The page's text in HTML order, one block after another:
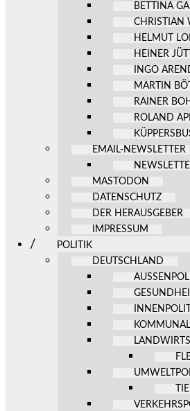
BETTINA
CHRISTIAN
HELMUT
HEINER
INGO
MARTIN
RAINER
ROLAND
EMAIL-NEWSLETTER
MASTODON
DATENSCHUTZ
DER HERAUSGEBER
IMPRESSUM
POLITIK
DEUTSCHLAND